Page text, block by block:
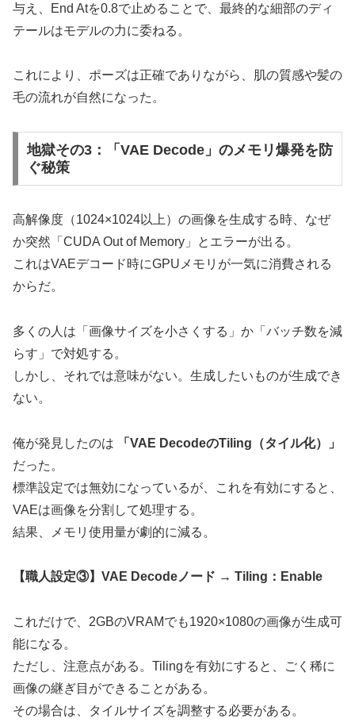
与え、End Atを0.8で止めることで、最終的な細部のディ
テールはモデルの力に委ねる。
これにより、ポーズは正確でありながら、肌の質感や髪の
毛の流れが自然になった。
地獄その3：「VAE Decode」のメモリ爆発を防
ぐ秘策
高解像度（1024×1024以上）の画像を生成する時、なぜ
か突然「CUDA Out of Memory」とエラーが出る。
これはVAEデコード時にGPUメモリが一気に消費される
からだ。
多くの人は「画像サイズを小さくする」か「バッチ数を減
らす」で対処する。
しかし、それでは意味がない。生成したいものが生成でき
ない。
俺が発見したのは
「VAE DecodeのTiling（タイル化）」
だった。
標準設定では無効になっているが、これを有効にすると、
VAEは画像を分割して処理する。
結果、メモリ使用量が劇的に減る。
【職人設定③】VAE Decodeノード → Tiling：Enable
これだけで、2GBのVRAMでも1920×1080の画像が生成可
能になる。
ただし、注意点がある。Tilingを有効にすると、ごく稀に
画像の継ぎ目ができることがある。
その場合は、タイルサイズを調整する必要がある。